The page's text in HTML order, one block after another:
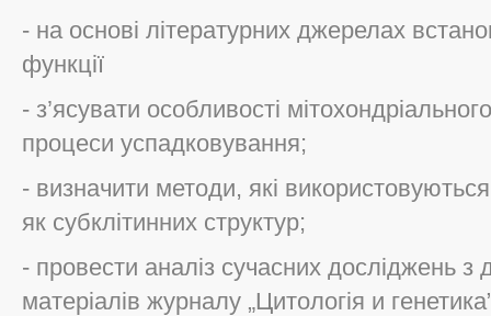
- на основі літературних джерелах
функції
- з’ясувати особливості
процеси успадковування;
- визначити методи, які
як субклітинних структур;
- провести аналіз сучасних досліджень з
матеріалів журналу „Цитологія и